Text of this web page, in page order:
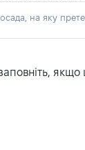
на яку
якщо